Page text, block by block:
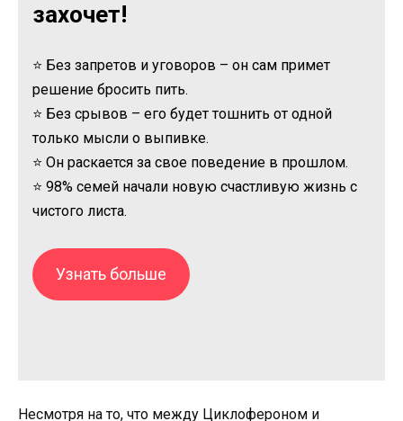
захочет!
⭐ Без запретов и уговоров – он сам примет
решение бросить пить.
⭐ Без срывов – его будет тошнить от одной
только мысли о выпивке.
⭐ Он раскается за свое поведение в прошлом.
⭐ 98% семей начали новую счастливую жизнь с
чистого листа.
Узнать больше
Несмотря на то, что между Циклофероном и